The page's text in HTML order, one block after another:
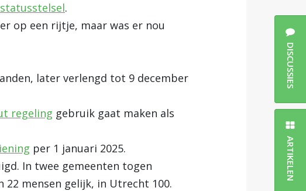
.
op een rijtje, maar was er nou
later verlengd tot 9 december
regeling gebruik gaat maken als
per 1 januari 2025.
In twee gemeenten togen
22 mensen gelijk, in Utrecht 100.
DISCUSSIES
ARTIKELEN